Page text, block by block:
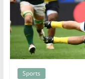
Sports